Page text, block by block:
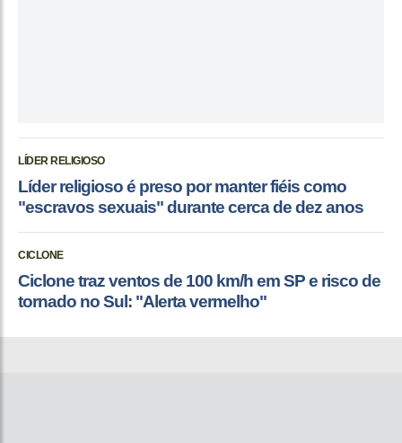
LÍDER RELIGIOSO
Líder religioso é preso por manter fiéis como
"escravos sexuais" durante cerca de dez anos
CICLONE
Ciclone traz ventos de 100 km/h em SP e risco de
tornado no Sul: "Alerta vermelho"